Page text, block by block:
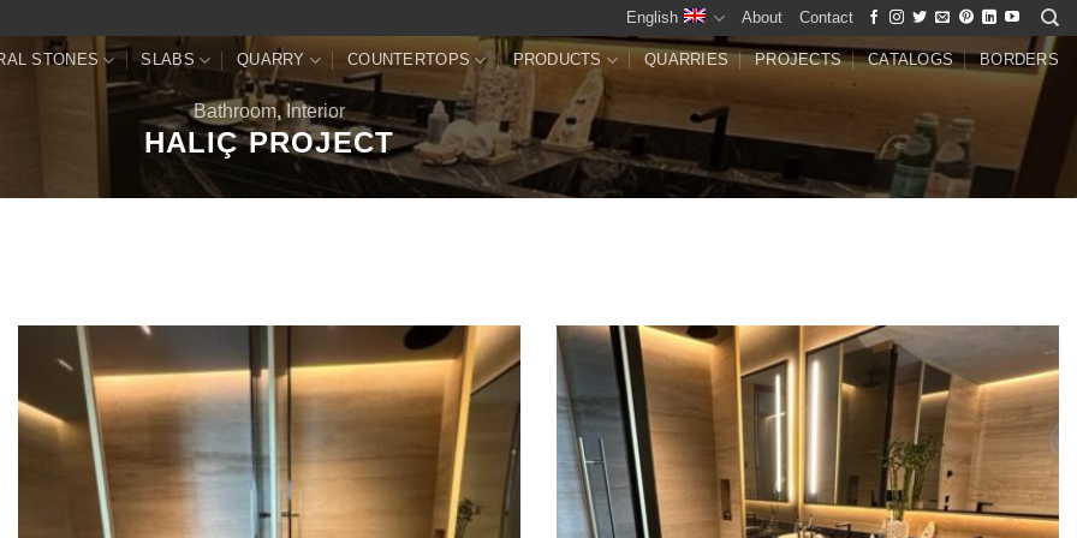
English About Contact
STONES SLABS QUARRY COUNTERTOPS PRODUCTS QUARRIES PROJECTS CATALOGS BORDERS
Bathroom,Interior
HALIÇ PROJECT